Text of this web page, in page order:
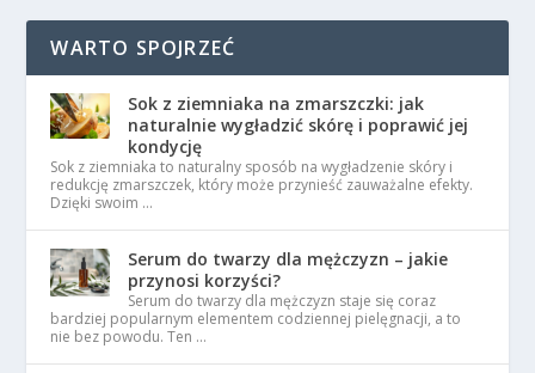
WARTO SPOJRZEĆ
Sok z ziemniaka na zmarszczki: jak
naturalnie wygładzić skórę i poprawić jej
kondycję
Sok z ziemniaka to naturalny sposób na wygładzenie skóry i
redukcję zmarszczek, który może przynieść zauważalne efekty.
Dzięki swoim …
Serum do twarzy dla mężczyzn – jakie
przynosi korzyści?
Serum do twarzy dla mężczyzn staje się coraz
bardziej popularnym elementem codziennej pielęgnacji, a to
nie bez powodu. Ten …